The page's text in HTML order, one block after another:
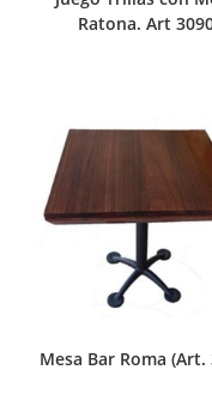
Ratona. Art
Mesa Bar Roma (Art.